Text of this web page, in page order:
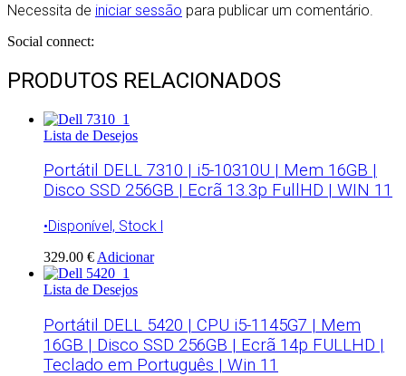
Necessita de iniciar sessão para publicar um comentário.
Social connect:
PRODUTOS RELACIONADOS
Lista de Desejos
Portátil DELL 7310 | i5-10310U | Mem 16GB |
Disco SSD 256GB | Ecrã 13.3p FullHD | WIN 11
•Disponível, Stock l
329.00 € Adicionar
Lista de Desejos
Portátil DELL 5420 | CPU i5-1145G7 | Mem
16GB | Disco SSD 256GB | Ecrã 14p FULLHD |
Teclado em Português | Win 11